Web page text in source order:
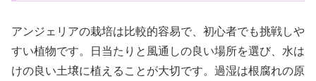
アンジェリアの栽培は比較的容易で、初心者でも挑戦しや
すい植物です。日当たりと風通しの良い場所を選び、水は
けの良い土壌に植えることが大切です。過湿は根腐れの原